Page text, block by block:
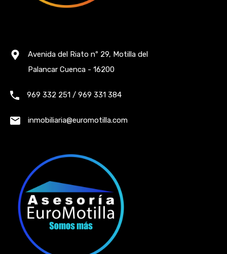
Avenida del Riato nº 29, Motilla del
Palancar Cuenca - 16200
969 332 251 / 969 331 384
inmobiliaria@euromotilla.com